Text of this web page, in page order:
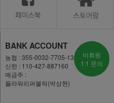
BANK ACCOUNT
농협 : 355-0032-7705-13
신한 : 110-427-887160
예금주 :
플라워리퍼블릭(박상현)
비회원
1:1 문의